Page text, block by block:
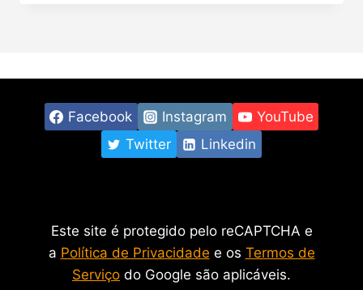
Facebook Instagram
YouTube
Twitter
Linkedin
Este site é protegido pelo reCAPTCHA e
a Política de Privacidade e os Termos de
Serviço do Google são aplicáveis.